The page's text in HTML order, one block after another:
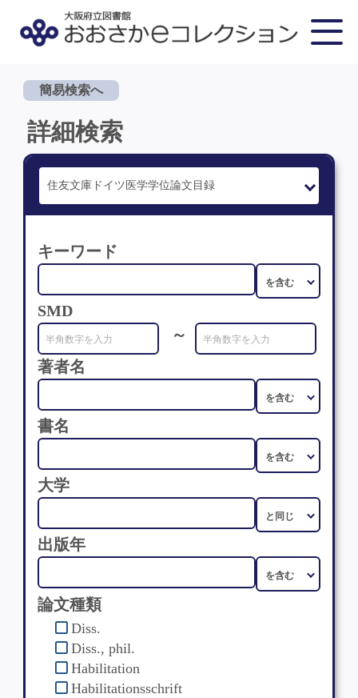
簡易検索へ
詳細検索
キーワード
SMD
～
著者名
書名
大学
出版年
論文種類
Diss.
Diss., phil.
Habilitation
Habilitationsschrift